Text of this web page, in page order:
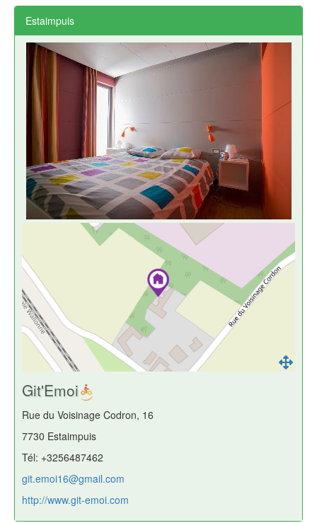
Estaimpuis
Git'Emoi
Rue du Voisinage Codron, 16
7730 Estaimpuis
Tél: +3256487462
git.emoi16@gmail.com
http://www.git-emoi.com